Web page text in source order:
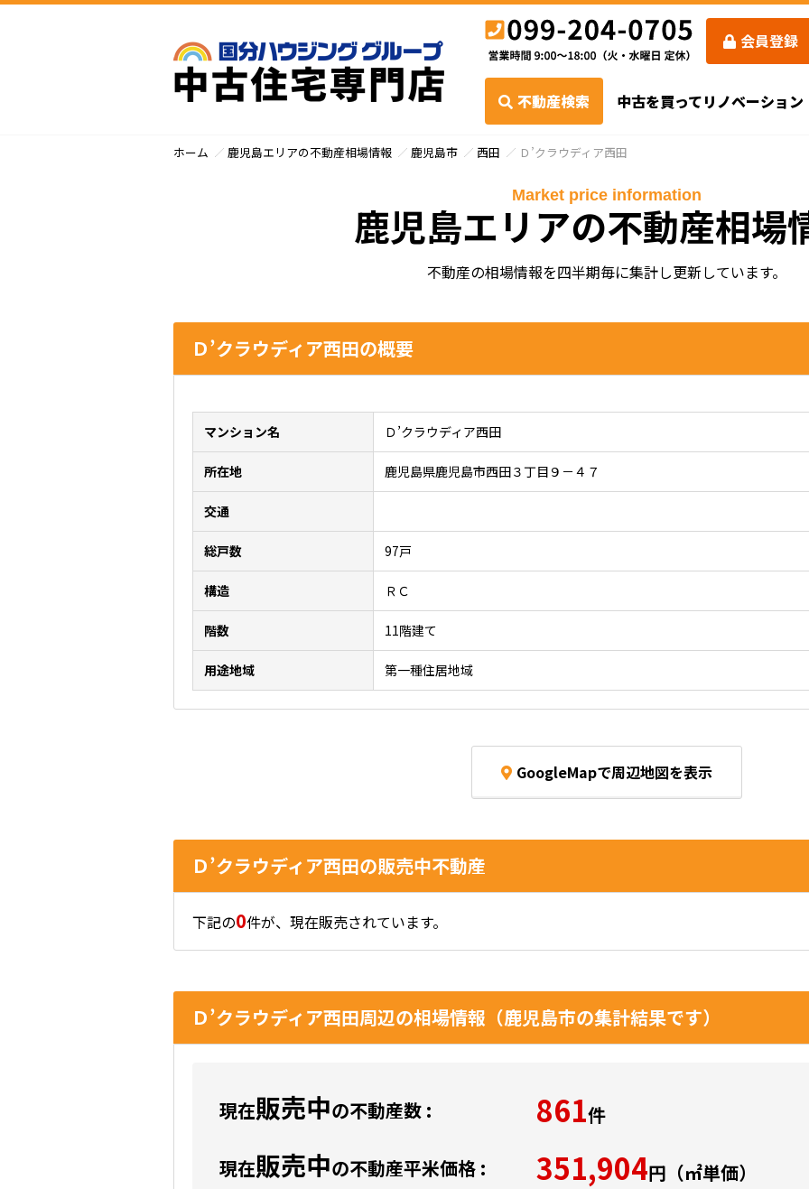
会員登録
不動産検索 中古を買ってリノベーション
ホーム 鹿児島エリアの不動産相場情報 鹿児島市 西田 Ｄ’クラウディア西田
鹿児島エリアの不動産相場
Market price information
不動産の相場情報を四半期毎に集計し更新しています。
Ｄ’クラウディア西田の概要
マンション名 Ｄ’クラウディア西田
所在地 鹿児島県鹿児島市西田３丁目９－４７
交通
総戸数 97戸
構造 ＲＣ
階数 11階建て
用途地域 第一種住居地域
GoogleMapで周辺地図を表示
Ｄ’クラウディア西田の販売中不動産
下記の0件が、現在販売されています。
Ｄ’クラウディア西田周辺の相場情報（鹿児島市の集計結果です）
現在販売中の不動産数 : 861件
現在販売中の不動産平米価格 : 351,904円（㎡単価）